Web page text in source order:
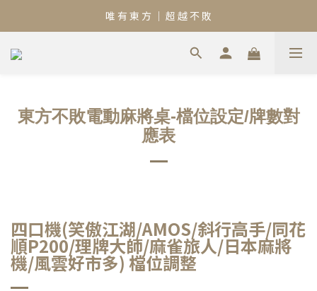
唯 有 東 方 ｜ 超 越 不 敗
東方不敗電動麻將桌-檔位設定/牌數對
應表
四口機(笑傲江湖/AMOS/斜行高手/同花
順P200/理牌大師/麻雀旅人/日本麻將
機/風雲好市多) 檔位調整